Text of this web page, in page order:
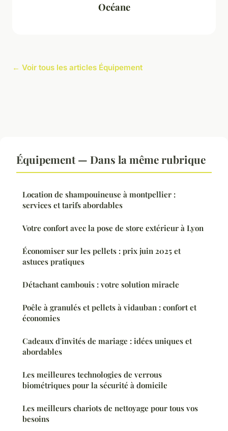
Océane
← Voir tous les articles Équipement
Équipement — Dans la même rubrique
Location de shampouineuse à montpellier :
services et tarifs abordables
Votre confort avec la pose de store extérieur à Lyon
Économiser sur les pellets : prix juin 2025 et
astuces pratiques
Détachant cambouis : votre solution miracle
Poêle à granulés et pellets à vidauban : confort et
économies
Cadeaux d'invités de mariage : idées uniques et
abordables
Les meilleures technologies de verrous
biométriques pour la sécurité à domicile
Les meilleurs chariots de nettoyage pour tous vos
besoins